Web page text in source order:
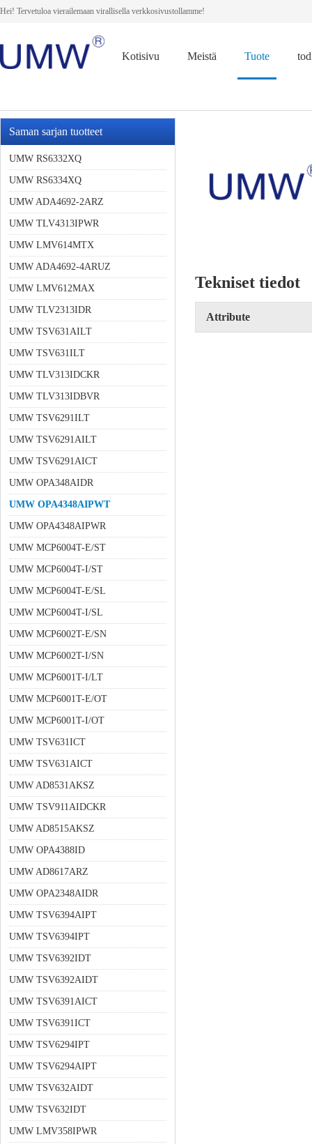
Hei! Tervetuloa vierailemaan virallisella verkkosivustollamme!
Kotisivu Meistä Tuote
Saman sarjan tuotteet
UMW RS6332XQ
UMW RS6334XQ
UMW ADA4692-2ARZ
UMW TLV4313IPWR
UMW LMV614MTX
UMW ADA4692-4ARUZ
UMW LMV612MAX
UMW TLV2313IDR
UMW TSV631AILT
UMW TSV631ILT
UMW TLV313IDCKR
UMW TLV313IDBVR
UMW TSV6291ILT
UMW TSV6291AILT
UMW TSV6291AICT
UMW OPA348AIDR
UMW OPA4348AIPWT
UMW OPA4348AIPWR
UMW MCP6004T-E/ST
UMW MCP6004T-I/ST
UMW MCP6004T-E/SL
UMW MCP6004T-I/SL
UMW MCP6002T-E/SN
UMW MCP6002T-I/SN
UMW MCP6001T-I/LT
UMW MCP6001T-E/OT
UMW MCP6001T-I/OT
UMW TSV631ICT
UMW TSV631AICT
UMW AD8531AKSZ
UMW TSV911AIDCKR
UMW AD8515AKSZ
UMW OPA4388ID
UMW AD8617ARZ
UMW OPA2348AIDR
UMW TSV6394AIPT
UMW TSV6394IPT
UMW TSV6392IDT
UMW TSV6392AIDT
UMW TSV6391AICT
UMW TSV6391ICT
UMW TSV6294IPT
UMW TSV6294AIPT
UMW TSV632AIDT
UMW TSV632IDT
UMW LMV358IPWR
Tekniset tiedot
Attribute